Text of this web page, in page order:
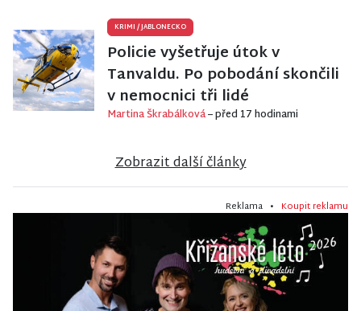
KRIMI /JABLONECKO
Policie vyšetřuje útok v
Tanvaldu. Po pobodání skončili
v nemocnici tři lidé
Martina Škrabálková– před 17 hodinami
Zobrazit další články
Reklama • Koupit reklamu